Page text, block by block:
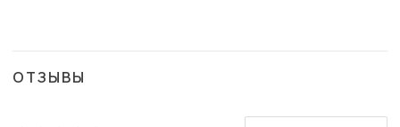
ОТЗЫВЫ